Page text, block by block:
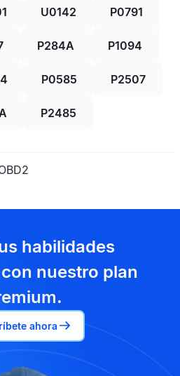
U0142 P0791
P284A P1094
P0585 P2507
P2485
habilidades
nuestro plan
ahora